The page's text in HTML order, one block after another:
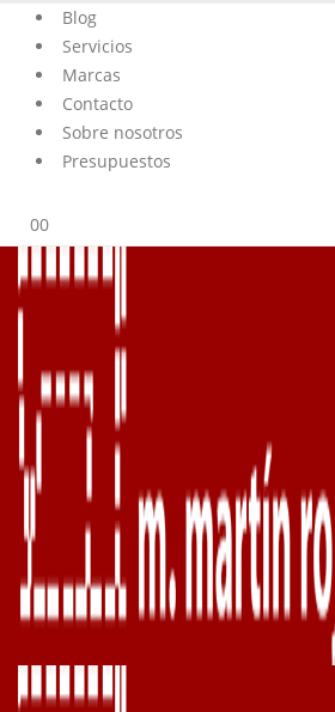
Blog
Servicios
Marcas
Contacto
Sobre nosotros
Presupuestos
00